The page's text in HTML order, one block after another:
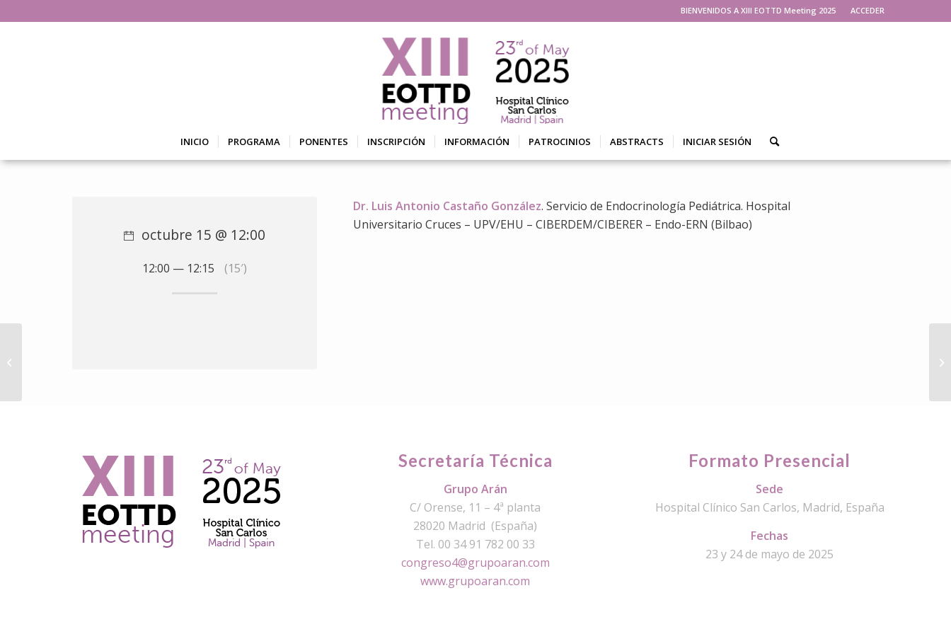
BIENVENIDOS A XIII EOTTD Meeting 2025 ACCEDER
INICIO PROGRAMA PONENTES INSCRIPCIÓN INFORMACIÓN PATROCINIOS ABSTRACTS INICIAR SESIÓN
Dr. Luis Antonio Castaño González. Servicio de Endocrinología Pediátrica. Hospital
Universitario Cruces – UPV/EHU – CIBERDEM/CIBERER – Endo-ERN (Bilbao)
octubre 15 @ 12:00
12:00 — 12:15 (15′)
Secretaría Técnica
Grupo Arán
C/ Orense, 11 – 4ª planta
28020 Madrid (España)
Tel. 00 34 91 782 00 33
congreso4@grupoaran.com
www.grupoaran.com
Formato Presencial
Sede
Hospital Clínico San Carlos, Madrid, España
Fechas
23 y 24 de mayo de 2025